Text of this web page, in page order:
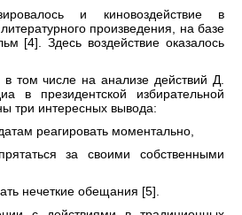
и киновоздействие в
произведения, на базе
[4]. Здесь воздействие оказалось
том числе на анализе действий Д.
в президентской избирательной
три интересных вывода:
реагировать моментально,
за своими собственными
нечеткие обещания [5].